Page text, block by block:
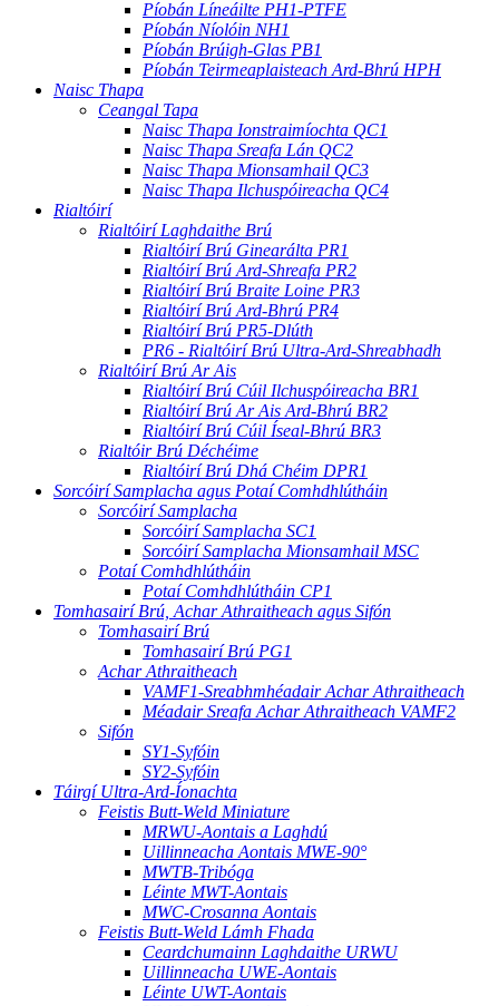
Píobán Líneáilte PH1-PTFE
Píobán Níolóin NH1
Píobán Brúigh-Glas PB1
Píobán Teirmeaplaisteach Ard-Bhrú HPH
Naisc Thapa
Ceangal Tapa
Naisc Thapa Ionstraimíochta QC1
Naisc Thapa Sreafa Lán QC2
Naisc Thapa Mionsamhail QC3
Naisc Thapa Ilchuspóireacha QC4
Rialtóirí
Rialtóirí Laghdaithe Brú
Rialtóirí Brú Ginearálta PR1
Rialtóirí Brú Ard-Shreafa PR2
Rialtóirí Brú Braite Loine PR3
Rialtóirí Brú Ard-Bhrú PR4
Rialtóirí Brú PR5-Dlúth
PR6 - Rialtóirí Brú Ultra-Ard-Shreabhadh
Rialtóirí Brú Ar Ais
Rialtóirí Brú Cúil Ilchuspóireacha BR1
Rialtóirí Brú Ar Ais Ard-Bhrú BR2
Rialtóirí Brú Cúil Íseal-Bhrú BR3
Rialtóir Brú Déchéime
Rialtóirí Brú Dhá Chéim DPR1
Sorcóirí Samplacha agus Potaí Comhdhlútháin
Sorcóirí Samplacha
Sorcóirí Samplacha SC1
Sorcóirí Samplacha Mionsamhail MSC
Potaí Comhdhlútháin
Potaí Comhdhlútháin CP1
Tomhasairí Brú, Achar Athraitheach agus Sifón
Tomhasairí Brú
Tomhasairí Brú PG1
Achar Athraitheach
VAMF1-Sreabhmhéadair Achar Athraitheach
Méadair Sreafa Achar Athraitheach VAMF2
Sifón
SY1-Syfóin
SY2-Syfóin
Táirgí Ultra-Ard-Íonachta
Feistis Butt-Weld Miniature
MRWU-Aontais a Laghdú
Uillinneacha Aontais MWE-90°
MWTB-Tribóga
Léinte MWT-Aontais
MWC-Crosanna Aontais
Feistis Butt-Weld Lámh Fhada
Ceardchumainn Laghdaithe URWU
Uillinneacha UWE-Aontais
Léinte UWT-Aontais